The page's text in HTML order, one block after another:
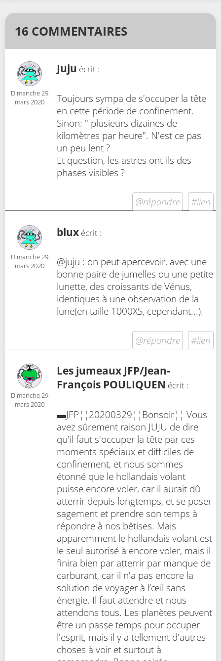
16 COMMENTAIRES
Dimanche 29
mars 2020
Juju écrit :
Toujours sympa de s'occuper la tête
en cette période de confinement.
Sinon: " plusieurs dizaines de
kilomètres par heure". N'est ce pas
un peu lent ?
Et question, les astres ont-ils des
phases visibles ?
@répondre #lien
Dimanche 29
mars 2020
blux écrit :
@juju : on peut apercevoir, avec une
bonne paire de jumelles ou une petite
lunette, des croissants de Vénus,
identiques à une observation de la
lune(en taille 1000XS, cependant...).
@répondre #lien
Dimanche 29
mars 2020
Les jumeaux JFP/Jean-
François POULIQUEN écrit :
▬JFP¦¦20200329¦¦Bonsoir¦¦ Vous
avez sûrement raison JUJU de dire
qu'il faut s'occuper la tête par ces
moments spéciaux et difficiles de
confinement, et nous sommes
étonné que le hollandais volant
puisse encore voler, car il aurait dû
atterrir depuis longtemps, et se poser
sagement et prendre son temps à
répondre à nos bêtises. Mais
apparemment le hollandais volant est
le seul autorisé à encore voler, mais il
finira bien par atterrir par manque de
carburant, car il n'a pas encore la
solution de voyager à l’œil sans
énergie. Il faut attendre et nous
attendons tous. Les planètes peuvent
être un passe temps pour occuper
l'esprit, mais il y a tellement d'autres
choses à voir et surtout à